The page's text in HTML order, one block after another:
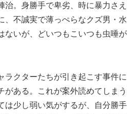
治。身勝手で卑劣、時に暴力さえ
、不誠実で薄っぺらなクズ男・水
ないが、どいつもこいつも虫唾が
ラクターたちが引き起こす事件に
がある。これが案外読めてしまう
は少し弱い気がするが、自分勝手